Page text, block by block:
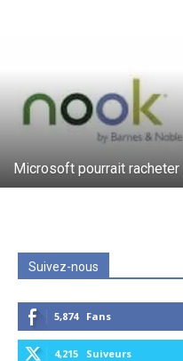
Microsoft pourrait
Suivez-nous
5,874 Fans
4,215 Suiveurs